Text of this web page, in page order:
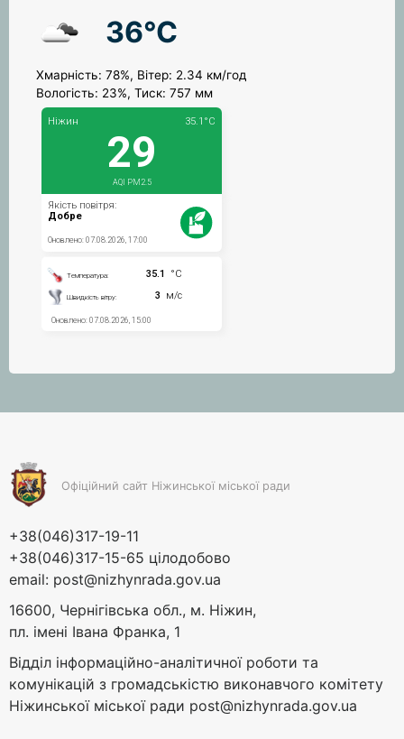
36°C
Хмарність: 78%, Вітер: 2.34 км/год
Вологість: 23%, Тиск: 757 мм
Офіційний сайт Ніжинської міської ради
+38(046)317-19-11
+38(046)317-15-65 цілодобово
email: post@nizhynrada.gov.ua
16600, Чернігівська обл., м. Ніжин,
пл. імені Івана Франка, 1
Відділ інформаційно-аналітичної роботи та
комунікацій з громадськістю виконавчого комітету
Ніжинської міської ради post@nizhynrada.gov.ua